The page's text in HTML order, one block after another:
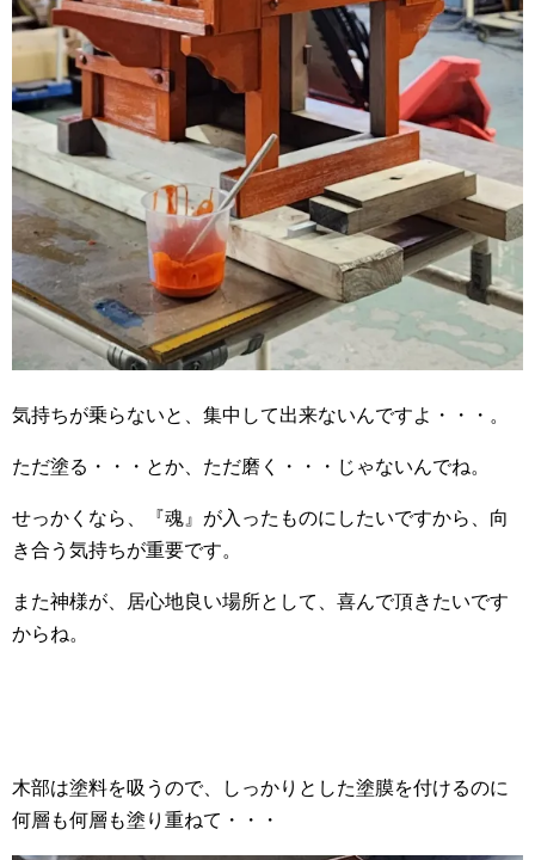
気持ちが乗らないと、集中して出来ないんですよ・・・。
ただ塗る・・・とか、ただ磨く・・・じゃないんでね。
せっかくなら、『魂』が入ったものにしたいですから、向
き合う気持ちが重要です。
また神様が、居心地良い場所として、喜んで頂きたいです
からね。
木部は塗料を吸うので、しっかりとした塗膜を付けるのに
何層も何層も塗り重ねて・・・